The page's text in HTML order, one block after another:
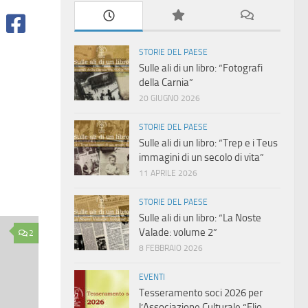
2
STORIE DEL PAESE
Sulle ali di un libro: “Fotografi
della Carnia”
20 GIUGNO 2026
STORIE DEL PAESE
Sulle ali di un libro: “Trep e i Teus
immagini di un secolo di vita”
11 APRILE 2026
STORIE DEL PAESE
Sulle ali di un libro: “La Noste
Valade: volume 2”
8 FEBBRAIO 2026
EVENTI
Tesseramento soci 2026 per